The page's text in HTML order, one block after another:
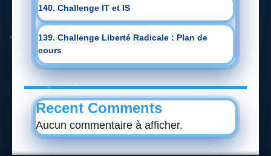
140. Challenge IT et IS
139. Challenge Liberté Radicale : Plan de
cours
Recent Comments
Aucun commentaire à afficher.